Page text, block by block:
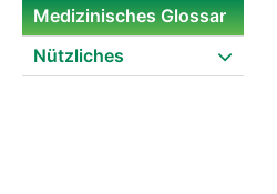
Medizinisches Glossar
Nützliches